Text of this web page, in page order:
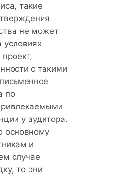
такие
не может
условиях
с такими
по
у аудитора.
основному
и
случае
то они